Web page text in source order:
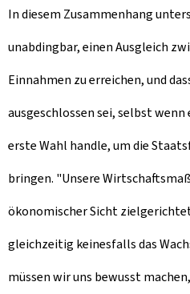
In diesem Zusammenhang
unabdingbar, einen Ausgleich
Einnahmen zu erreichen, und
ausgeschlossen sei, selbst
erste Wahl handle, um die
bringen. "Unsere
ökonomischer Sicht
gleichzeitig keinesfalls das
müssen wir uns bewusst